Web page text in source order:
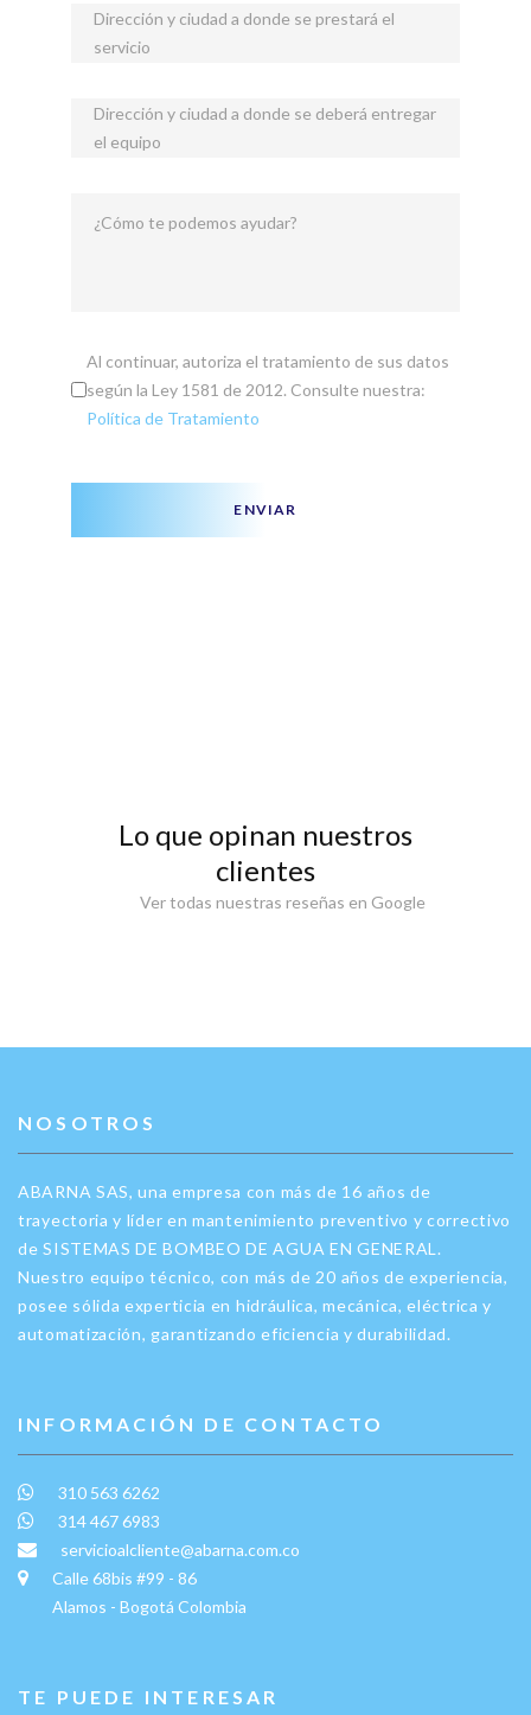
Dirección y ciudad a donde se prestará el
servicio
Dirección y ciudad a donde se deberá entregar
el equipo
¿Cómo te podemos ayudar?
Al continuar, autoriza el tratamiento de sus datos
según la Ley 1581 de 2012. Consulte nuestra:
Política de Tratamiento
ENVIAR
Lo que opinan nuestros
clientes
Ver todas nuestras reseñas en Google
NOSOTROS
ABARNA SAS, una empresa con más de 16 años de
trayectoria y líder en mantenimiento preventivo y correctivo
de SISTEMAS DE BOMBEO DE AGUA EN GENERAL.
Nuestro equipo técnico, con más de 20 años de experiencia,
posee sólida experticia en hidráulica, mecánica, eléctrica y
automatización, garantizando eficiencia y durabilidad.
INFORMACIÓN DE CONTACTO
310 563 6262
314 467 6983
servicioalcliente@abarna.com.co
Calle 68bis #99 - 86
Alamos - Bogotá Colombia
TE PUEDE INTERESAR